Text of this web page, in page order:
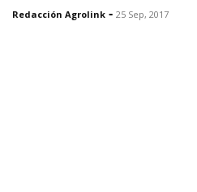
Redacción Agrolink - 25 Sep, 2017